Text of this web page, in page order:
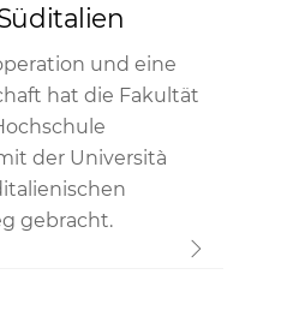
und eine
hat die Fakultät
der Università
gebracht.